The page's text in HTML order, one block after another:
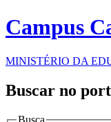
Campus
MINISTÉRIO DA
Buscar no
Busca